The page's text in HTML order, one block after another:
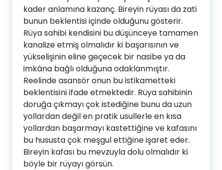
kader anlamına kazanç. Bireyin rüyası da zati
bunun beklentisi içinde olduğunu gösterir.
Rüya sahibi kendisini bu düşünceye tamamen
kanalize etmiş olmalıdır ki başarısının ve
yükselişinin eline geçecek bir nasibe ya da
imkâna bağlı olduğuna odaklanmıştır.
Reelinde asansör onun bu istikametteki
beklentisini ifade etmektedir. Rüya sahibinin
doruğa çıkmayı çok istediğine bunu da uzun
yollardan değil en pratik usullerle en kısa
yollardan başarmayı kastettiğine ve kafasını
bu hususta çok meşgul ettiğine işaret eder.
Bireyin kafası bu mevzuyla dolu olmalıdır ki
böyle bir rüyayı görsün.